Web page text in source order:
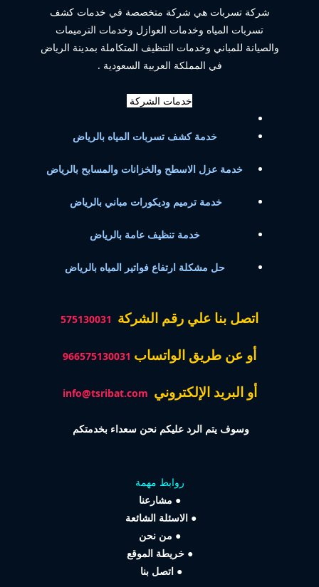
شركة تسربات هي شركة متخصصة في خدمات كشف
تسربات المياه وخدمات العوازل وخدمات الترميمات
والصيانة للمباني وخدمات التنظيف المتكاملة بمدينة الرياض
في المملكة العربية السعودية .
خدمات الشركة
خدمة كشف تسربات المياه بالرياض
خدمة عزل الاسطح والخزانات والمسابح بالرياض
خدمة ترميم وديكورات مباني بالرياض
خدمة تنظيف عامة بالرياض
حل مشكلة ارتفاع فواتير المياه بالرياض
اتصل بنا علي رقم الشركة 575130031
أو عن طريق الواتساب 966575130031
أو البريد الإلكتروني info@tsribat.com
وسوف يتم الرد عليكم نحن سعداء بخدمتكم
روابط مهمة
● مشارعنا
● الاسئلة الشائعة
● من نحن
●خريطة الموقع
●اتصل بنا